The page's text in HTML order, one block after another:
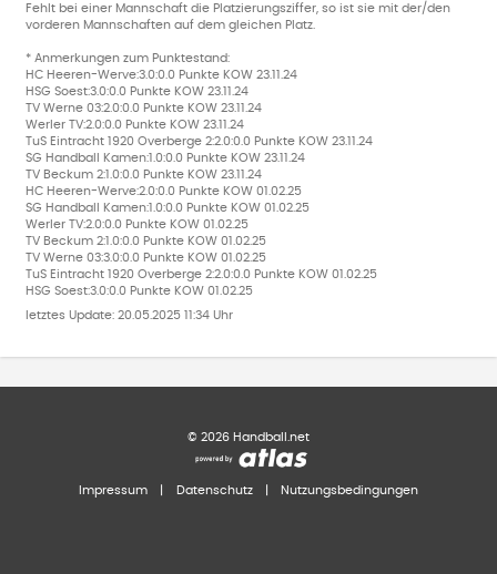
Fehlt bei einer Mannschaft die Platzierungsziffer, so ist sie mit der/den
vorderen Mannschaften auf dem gleichen Platz.
* Anmerkungen zum Punktestand:
HC Heeren-Werve:3.0:0.0 Punkte KOW 23.11.24
HSG Soest:3.0:0.0 Punkte KOW 23.11.24
TV Werne 03:2.0:0.0 Punkte KOW 23.11.24
Werler TV:2.0:0.0 Punkte KOW 23.11.24
TuS Eintracht 1920 Overberge 2:2.0:0.0 Punkte KOW 23.11.24
SG Handball Kamen:1.0:0.0 Punkte KOW 23.11.24
TV Beckum 2:1.0:0.0 Punkte KOW 23.11.24
HC Heeren-Werve:2.0:0.0 Punkte KOW 01.02.25
SG Handball Kamen:1.0:0.0 Punkte KOW 01.02.25
Werler TV:2.0:0.0 Punkte KOW 01.02.25
TV Beckum 2:1.0:0.0 Punkte KOW 01.02.25
TV Werne 03:3.0:0.0 Punkte KOW 01.02.25
TuS Eintracht 1920 Overberge 2:2.0:0.0 Punkte KOW 01.02.25
HSG Soest:3.0:0.0 Punkte KOW 01.02.25
letztes Update: 20.05.2025 11:34 Uhr
© 2026 Handball.net
Impressum Datenschutz Nutzungsbedingungen